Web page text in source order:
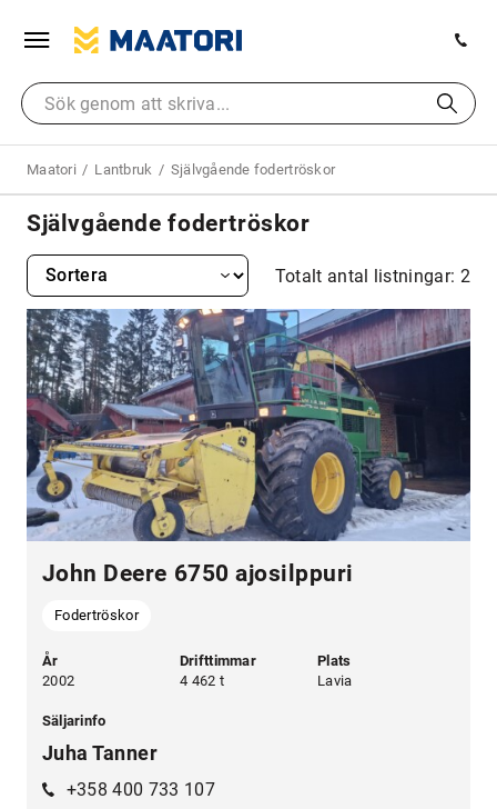
Maatori Lantbruk Självgående fodertröskor
Självgående fodertröskor
Totalt antal listningar: 2
John Deere 6750 ajosilppuri
Fodertröskor
År
2002
Drifttimmar
4 462 t
Plats
Lavia
Säljarinfo
Juha Tanner
+358 400 733 107